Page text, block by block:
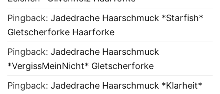
Pingback: Jadedrache Haarschmuck *Starfish*
Gletscherforke Haarforke
Pingback: Jadedrache Haarschmuck
*VergissMeinNicht* Gletscherforke
Pingback: Jadedrache Haarschmuck *Klarheit*